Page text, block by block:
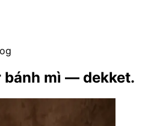
bánh mì — dekket.